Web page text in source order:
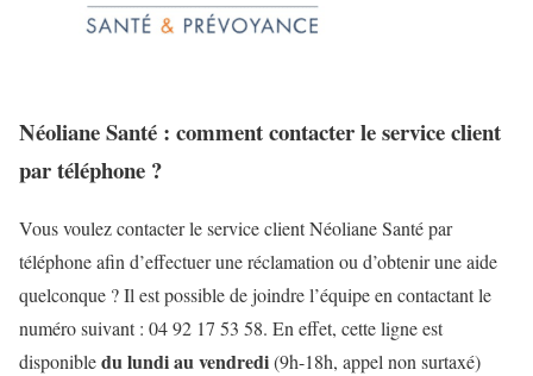
Néoliane Santé : comment contacter le service client
par téléphone ?
Vous voulez contacter le service client Néoliane Santé par
téléphone afin d’effectuer une réclamation ou d’obtenir une aide
quelconque ? Il est possible de joindre l’équipe en contactant le
numéro suivant : 04 92 17 53 58. En effet, cette ligne est
disponibledu lundi au vendredi(9h-18h, appel non surtaxé)